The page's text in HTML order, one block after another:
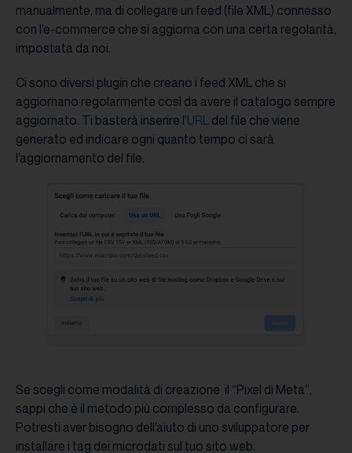
manualmente, ma di collegare un feed (file XML) connesso
con l’e-commerce che si aggiorna con una certa regolarità,
impostata da noi.
Ci sono diversi plugin che creano i feed XML che si
aggiornano regolarmente così da avere il catalogo sempre
aggiornato. Ti basterà inserire l’URL del file che viene
generato ed indicare ogni quanto tempo ci sarà
l’aggiornamento del file.
Se scegli come modalità di creazione il “Pixel di Meta”,
sappi che è il metodo più complesso da configurare.
Potresti aver bisogno dell’aiuto di uno sviluppatore per
installare i tag dei microdati sul tuo sito web.